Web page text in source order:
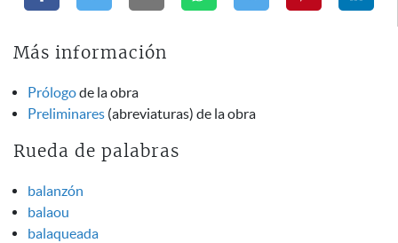
Más información
Prólogode la obra
Preliminares (abreviaturas) de la obra
Rueda de palabras
balanzón
balaou
balaqueada